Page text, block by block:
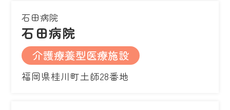
石田病院
石田病院
介護療養型医療施設
福岡県桂川町土師28番地